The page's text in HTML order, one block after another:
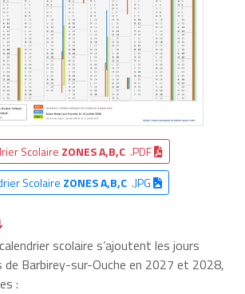
Scolaire ZONES A,B,C .PDF
Scolaire ZONES A,B,C.JPG
scolaire s’ajoutent les jours
de Barbirey-sur-Ouche en 2027 et 2028,
: